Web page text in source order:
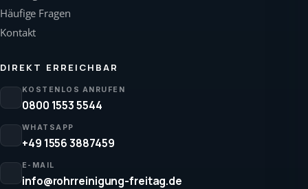
Häufige Fragen
Kontakt
DIREKT ERREICHBAR
KOSTENLOS ANRUFEN
0800 1553 5544
WHATSAPP
+49 1556 3887459
E-MAIL
info@rohrreinigung-freitag.de